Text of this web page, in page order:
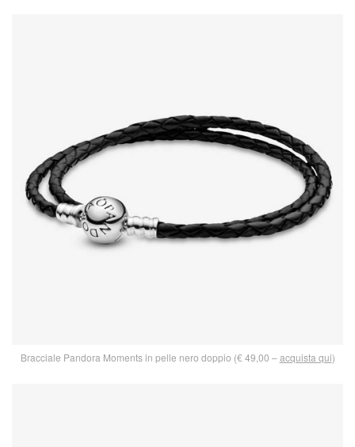
Bracciale Pandora Moments in pelle nero doppio (€ 49,00 –acquista qui)